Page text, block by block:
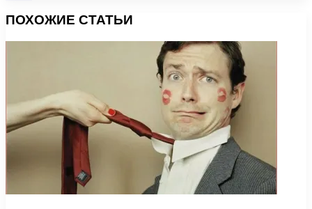
ПОХОЖИЕ СТАТЬИ